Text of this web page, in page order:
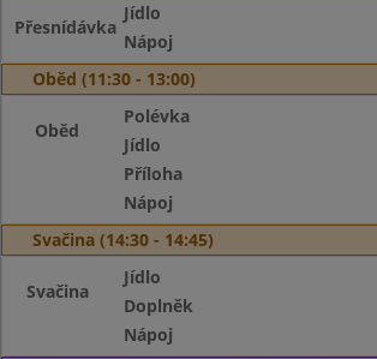
Přesnídávka
Jídlo
Nápoj
Oběd (11:30 - 13:00)
Oběd
Polévka
Jídlo
Příloha
Nápoj
Svačina (14:30 - 14:45)
Svačina
Jídlo
Doplněk
Nápoj